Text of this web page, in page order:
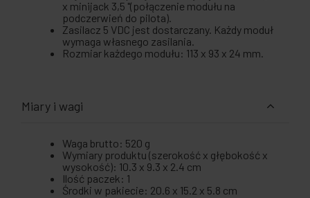
x minijack 3,5 "(połączenie modułu na
podczerwień do pilota).
Zasilacz 5 VDC jest dostarczany. Każdy moduł
wymaga własnego zasilania.
Rozmiar każdego modułu: 113 x 93 x 24 mm.
Miary i wagi
Waga brutto: 520 g
Wymiary produktu (szerokość x głębokość x
wysokość): 10.3 x 9.3 x 2.4 cm
Ilość paczek: 1
Środki w pakiecie: 20.6 x 15.2 x 5.8 cm